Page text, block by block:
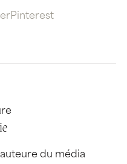
Pinterest
du média